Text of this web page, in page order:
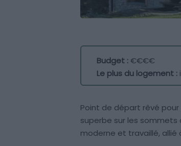
Budget :€€€€
Le plus du logement :
Point de départ rêvé
superbe sur les
moderne et travaillé,